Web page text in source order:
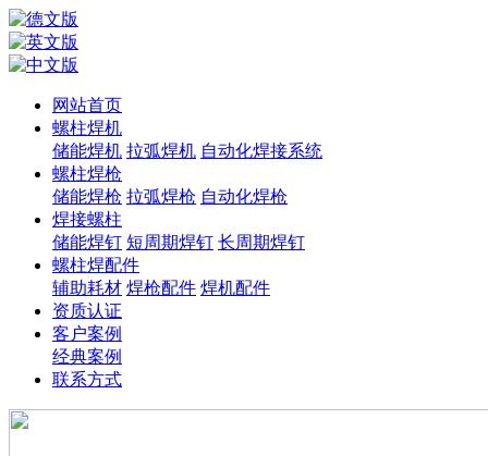
网站首页
螺柱焊机
储能焊机 拉弧焊机 自动化焊接系统
螺柱焊枪
储能焊枪 拉弧焊枪 自动化焊枪
焊接螺柱
储能焊钉 短周期焊钉 长周期焊钉
螺柱焊配件
辅助耗材 焊枪配件 焊机配件
资质认证
客户案例
经典案例
联系方式